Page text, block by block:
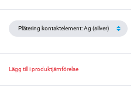
Lägg till i produktjämförelse